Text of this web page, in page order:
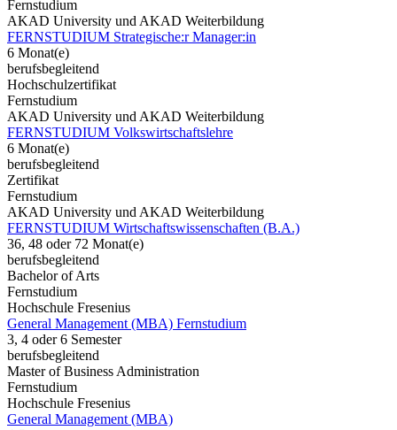
Fernstudium
AKAD University und AKAD Weiterbildung
FERNSTUDIUM Strategische:r Manager:in
6 Monat(e)
berufsbegleitend
Hochschulzertifikat
Fernstudium
AKAD University und AKAD Weiterbildung
FERNSTUDIUM Volkswirtschaftslehre
6 Monat(e)
berufsbegleitend
Zertifikat
Fernstudium
AKAD University und AKAD Weiterbildung
FERNSTUDIUM Wirtschaftswissenschaften (B.A.)
36, 48 oder 72 Monat(e)
berufsbegleitend
Bachelor of Arts
Fernstudium
Hochschule Fresenius
General Management (MBA) Fernstudium
3, 4 oder 6 Semester
berufsbegleitend
Master of Business Administration
Fernstudium
Hochschule Fresenius
General Management (MBA)